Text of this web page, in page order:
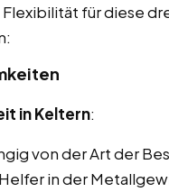
für diese
in Keltern:
von der Art der
in der